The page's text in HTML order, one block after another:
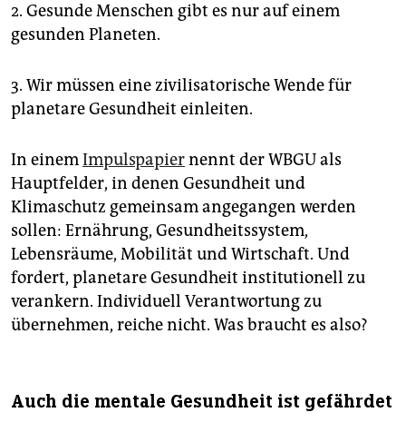
2. Gesunde Menschen gibt es nur auf einem
gesunden Planeten.
3. Wir müssen eine zivilisatorische Wende für
planetare Gesundheit einleiten.
In einemImpulspapiernennt der WBGU als
Hauptfelder, in denen Gesundheit und
Klimaschutz gemeinsam angegangen werden
sollen: Ernährung, Gesundheitssystem,
Lebensräume, Mobilität und Wirtschaft. Und
fordert, planetare Gesundheit institutionell zu
verankern. Individuell Verantwortung zu
übernehmen, reiche nicht. Was braucht es also?
Auch die mentale Gesundheit ist gefährdet